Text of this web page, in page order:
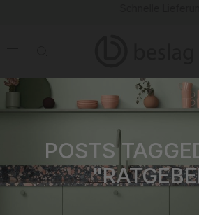
POSTS